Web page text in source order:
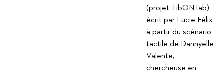
(projet TibONTab)
écrit par Lucie Félix
à partir du scénario
tactile de Dannyelle
Valente,
chercheuse en